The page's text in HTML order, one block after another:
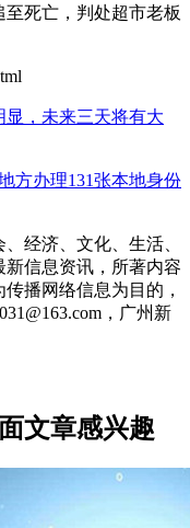
死亡，判处超市老板
，未来三天将有大
方办理131张本地身份
经济、文化、生活、
信息资讯，所著内容
播网络信息为目的，
，广州新
文章感兴趣